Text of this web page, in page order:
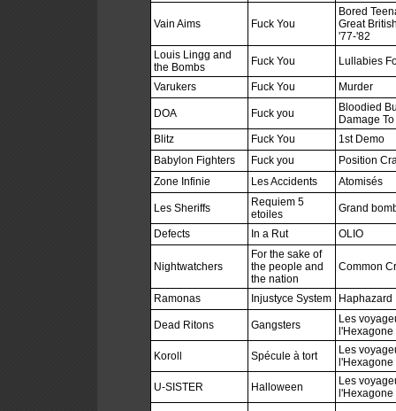
Vain Aims Fuck You
Bored
Great
'77-'82
Louis Lingg and
the Bombs
Fuck You Lullabies
Varukers Fuck You Murder
DOA Fuck you
Bloodied
Damage
Blitz
Fuck You
1st Demo
Babylon Fighters
Fuck you
Position
Zone Infinie
Les Accidents Atomisés
Les Sheriffs
Requiem 5
etoiles
Grand
Defects In a Rut OLIO
Nightwatchers
For the sake of
the people and
the nation
Common
Ramonas Injustyce System Haphazard
Dead Ritons Gangsters
Les
Koroll
Spécule à tort
Les
U-SISTER
Halloween
Les